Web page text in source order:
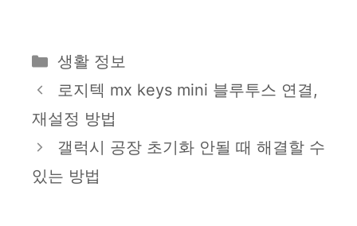
카
테
리
생활 정보
로지텍 mx keys mini 블루투스 연결,
재설정 방법
갤럭시 공장 초기화 안될 때 해결할 수
있는 방법